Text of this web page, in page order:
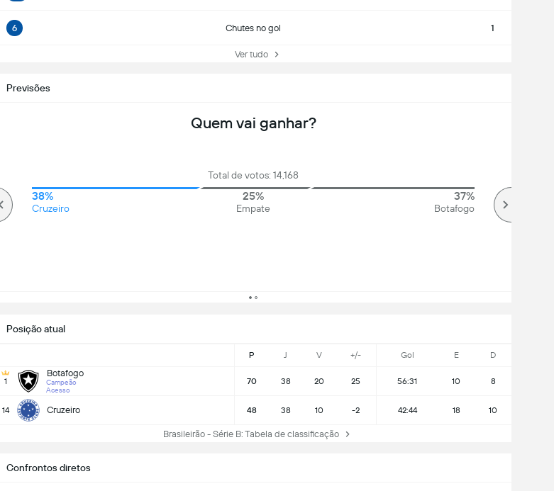
6 Chutes no gol 1
Ver tudo
Posição atual
P J V +/- Gol E D
1
Botafogo
Campeão
Acesso
70 38 20 25 56:31 10 8
14 Cruzeiro 48 38 10 -2 42:44 18 10
Brasileirão - Série B: Tabela de classificação
Previsões
Quem vai ganhar?
Total de votos: 14,168
38%
Cruzeiro
25%
Empate
37%
Botafogo
Confrontos diretos